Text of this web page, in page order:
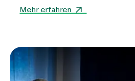
was es morgen braucht, damit die
erläutert die Prioritäten.
Mehr erfahren